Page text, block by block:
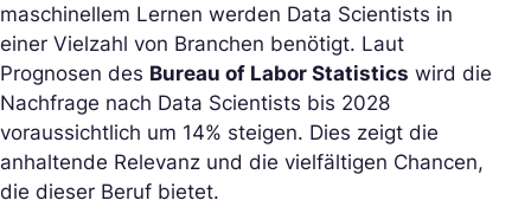
maschinellem Lernen werden Data Scientists in
einer Vielzahl von Branchen benötigt. Laut
Prognosen des Bureau of Labor Statistics wird die
Nachfrage nach Data Scientists bis 2028
voraussichtlich um 14% steigen. Dies zeigt die
anhaltende Relevanz und die vielfältigen Chancen,
die dieser Beruf bietet.